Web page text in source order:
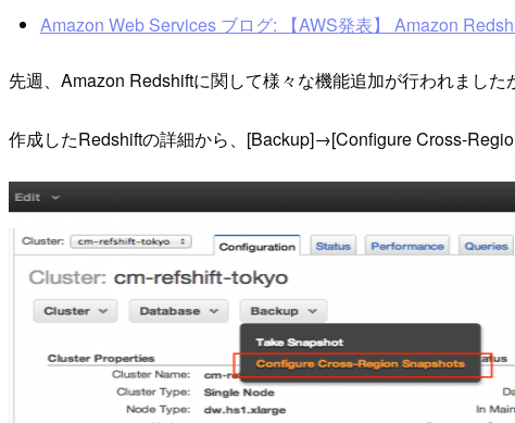
Amazon Web Services ブログ: 【AWS発表】 Amazon
先週、Amazon Redshiftに関して様々な機能追加が行われまし
作成したRedshiftの詳細から、[Backup]→[Configure Cross-